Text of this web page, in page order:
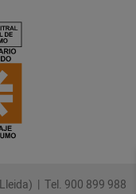
| Tel. 900 899 988